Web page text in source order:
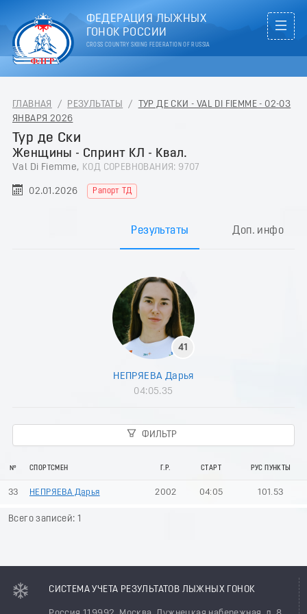
ФЕДЕРАЦИЯ ЛЫЖНЫХ
ГОНОК РОССИИ
CROSS COUNTRY SKIING FEDERATION OF RUSSIA
ГЛАВНАЯ / РЕЗУЛЬТАТЫ /
ТУР ДЕ СКИ - VAL DI FIEMME - 02-03
ЯНВАРЯ 2026
Тур де Ски
Женщины - Спринт КЛ - Квал.
Val Di Fiemme, КОД СОРЕВНОВАНИЯ: 9707
02.01.2026 Рапорт ТД
Результаты Доп. инфо
41
НЕПРЯЕВА Дарья
04:05.35
ФИЛЬТР
№ СПОРТСМЕН Г.Р. СТАРТ РУС ПУНКТЫ
33 НЕПРЯЕВА Дарья 2002 04:05 101.53
Всего записей: 1
СИСТЕМА УЧЕТА РЕЗУЛЬТАТОВ ЛЫЖНЫХ ГОНОК